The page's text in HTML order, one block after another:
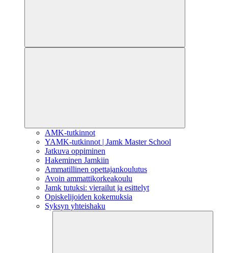
AMK-tutkinnot
YAMK-tutkinnot | Jamk Master School
Jatkuva oppiminen
Hakeminen Jamkiin
Ammatillinen opettajankoulutus
Avoin ammattikorkeakoulu
Jamk tutuksi: vierailut ja esittelyt
Opiskelijoiden kokemuksia
Syksyn yhteishaku